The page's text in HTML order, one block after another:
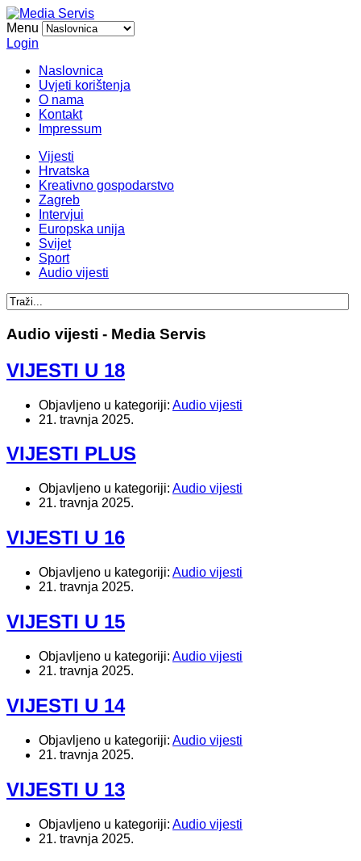
Menu
Login
Naslovnica
Uvjeti korištenja
O nama
Kontakt
Impressum
Vijesti
Hrvatska
Kreativno gospodarstvo
Zagreb
Intervjui
Europska unija
Svijet
Sport
Audio vijesti
Audio vijesti - Media Servis
VIJESTI U 18
Objavljeno u kategoriji: Audio vijesti
21. travnja 2025.
VIJESTI PLUS
Objavljeno u kategoriji: Audio vijesti
21. travnja 2025.
VIJESTI U 16
Objavljeno u kategoriji: Audio vijesti
21. travnja 2025.
VIJESTI U 15
Objavljeno u kategoriji: Audio vijesti
21. travnja 2025.
VIJESTI U 14
Objavljeno u kategoriji: Audio vijesti
21. travnja 2025.
VIJESTI U 13
Objavljeno u kategoriji: Audio vijesti
21. travnja 2025.